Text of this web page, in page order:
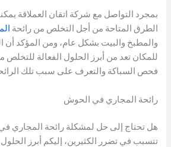
بمجرد التواصل مع شركة اتقان العملاقة
الطرق المتاحة من أجل التخلص من رائحة
والمطبخ والبيت بشكل عام، ومن المؤكد أن
للمكان تعد من أبرز الحلول الفعالة للتخلص
فحص السباكة والتعرف على سبب تلك
رائحة المجاري في الحوش
هل تحتاج إلى حل لمشكلة رائحة المجاري
تتسبب في تضرر الكثيرين، إليكم أبرز